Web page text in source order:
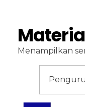
Menampilkan